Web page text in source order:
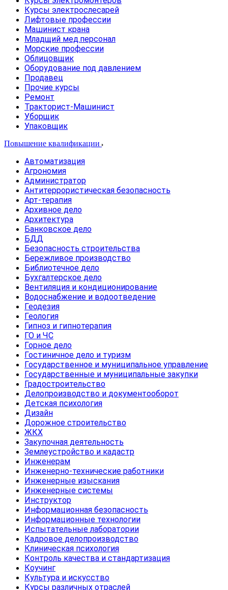
Курсы электрослесарей
Лифтовые профессии
Машинист крана
Младщий мед.персонал
Морские профессии
Облицовщик
Оборудование под давлением
Продавец
Прочие курсы
Ремонт
Тракторист-Машинист
Уборщик
Упаковщик
Повышение квалификации
Автоматизация
Агрономия
Администратор
Антитеррористическая безопасность
Арт-терапия
Архивное дело
Архитектура
Банковское дело
БДД
Безопасность строительства
Бережливое производство
Библиотечное дело
Бухгалтерское дело
Вентиляция и кондиционирование
Водоснабжение и водоотведение
Геодезия
Геология
Гипноз и гипнотерапия
ГО и ЧС
Горное дело
Гостиничное дело и туризм
Государственное и муниципальное управление
Государственные и муниципальные закупки
Градостроительство
Делопроизводство и документооборот
Детская психология
Дизайн
Дорожное строительство
ЖКХ
Закупочная деятельность
Землеустройство и кадастр
Инженерам
Инженерно-технические работники
Инженерные изыскания
Инженерные системы
Инструктор
Информационная безопасность
Информационные технологии
Испытательные лаборатории
Кадровое делопроизводство
Клиническая психология
Контроль качества и стандартизация
Коучинг
Культура и искусство
Курсы различных отраслей